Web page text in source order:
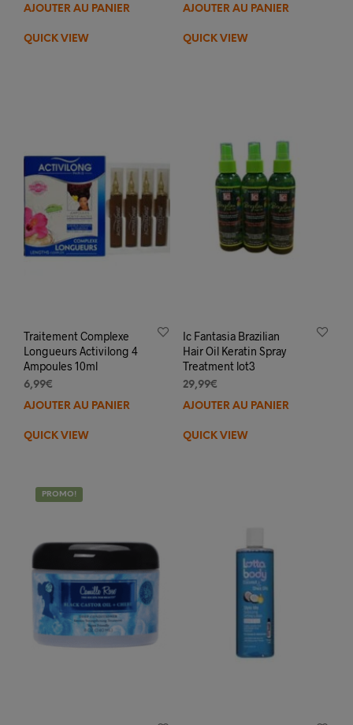
AJOUTER AU PANIER
QUICK VIEW
AJOUTER AU PANIER
QUICK VIEW
Traitement Complexe
Longueurs Activilong 4
Ampoules 10ml
6,99€
AJOUTER AU PANIER
QUICK VIEW
Ic Fantasia Brazilian
Hair Oil Keratin Spray
Treatment lot3
29,99€
AJOUTER AU PANIER
QUICK VIEW
PROMO!